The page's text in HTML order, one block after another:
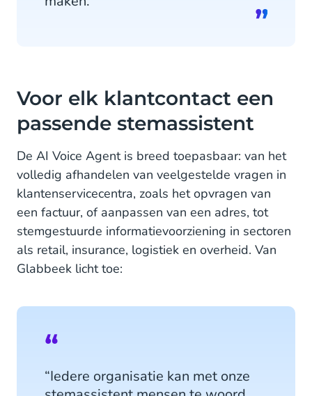
Voor elk klantcontact een
passende stemassistent
De AI Voice Agent is breed toepasbaar: van het
volledig afhandelen van veelgestelde vragen in
klantenservicecentra, zoals het opvragen van
een factuur, of aanpassen van een adres, tot
stemgestuurde informatievoorziening in sectoren
als retail, insurance, logistiek en overheid. Van
Glabbeek licht toe:
“Iedere organisatie kan met onze